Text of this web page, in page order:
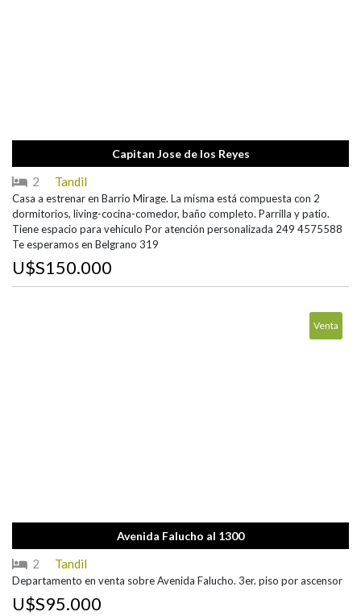
Capitan Jose de los Reyes
2 Tandil
Casa a estrenar en Barrio Mirage. La misma está compuesta con 2
dormitorios, living-cocina-comedor, baño completo. Parrilla y patio.
Tiene espacio para vehículo Por atención personalizada 249 4575588
Te esperamos en Belgrano 319
U$S150.000
Venta
Avenida Falucho al 1300
2 Tandil
Departamento en venta sobre Avenida Falucho. 3er. piso por ascensor
U$S95.000